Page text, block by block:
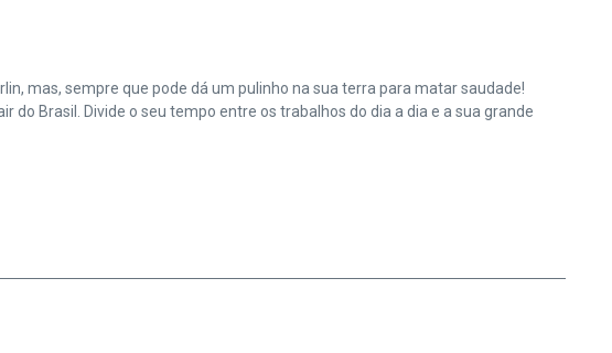
mas, sempre que pode dá um pulinho na sua terra para matar saudade!
Brasil. Divide o seu tempo entre os trabalhos do dia a dia e a sua grande